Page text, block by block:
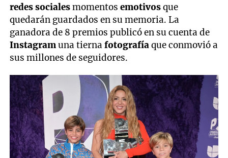
redes socialesmomentosemotivosque
quedarán guardados en su memoria. La
ganadora de 8 premios publicó en su cuenta de
Instagramuna tiernafotografíaque conmovió a
sus millones de seguidores.